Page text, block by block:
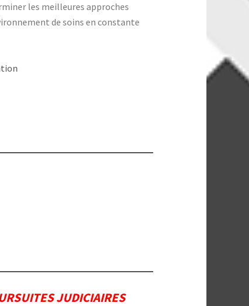
les meilleures approches
de soins en constante
JUDICIAIRES